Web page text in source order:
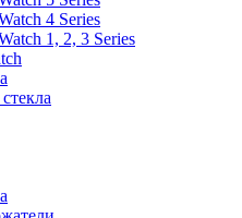
4 Series
1, 2, 3 Series